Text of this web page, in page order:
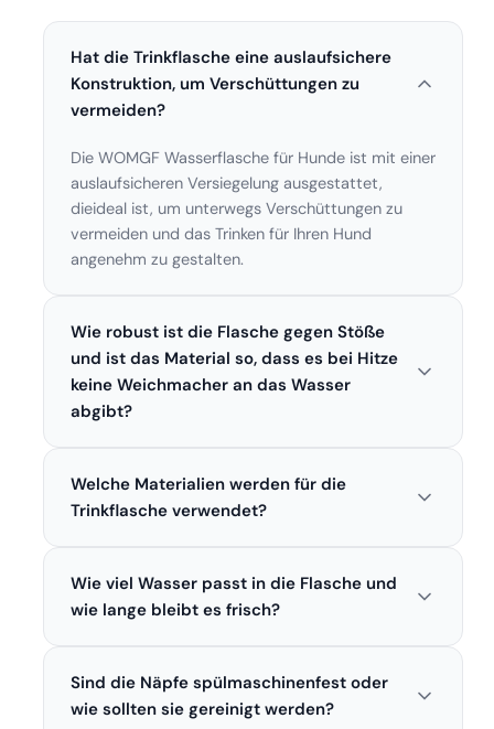
Hat die Trinkflasche eine auslaufsichere
Konstruktion, um Verschüttungen zu
vermeiden?
Die WOMGF Wasserflasche für Hunde ist mit einer
auslaufsicheren Versiegelung ausgestattet,
dieideal ist, um unterwegs Verschüttungen zu
vermeiden und das Trinken für Ihren Hund
angenehm zu gestalten.
Wie robust ist die Flasche gegen Stöße
und ist das Material so, dass es bei Hitze
keine Weichmacher an das Wasser
abgibt?
langlebig. Das BPA-freie Material stellt sicher,
dass auch bei hohen Temperaturen keine
Welche Materialien werden für die
Trinkflasche verwendet?
BPA-freiem Kunststoff, der sowohl leicht als auch
langlebig ist. Zudem sind die faltbaren Näpfe
Wie viel Wasser passt in die Flasche und
wie lange bleibt es frisch?
ml Wasser, was für Spaziergänge oder kurze
Ausflüge ausreichend ist. Die Isolierung sorgt
Sind die Näpfe spülmaschinenfest oder
wie sollten sie gereinigt werden?